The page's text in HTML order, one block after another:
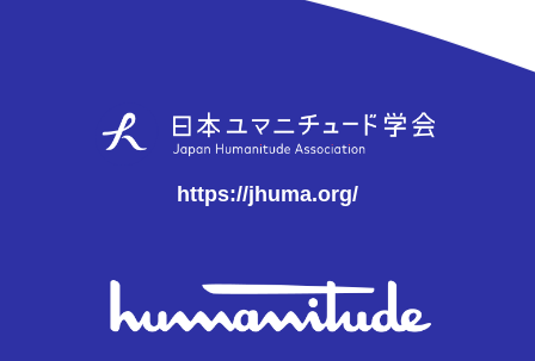
https://jhuma.org/